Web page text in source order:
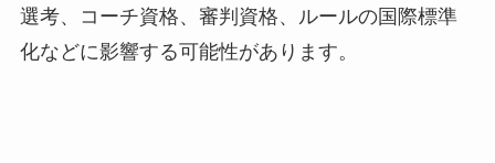
選考、コーチ資格、審判資格、ルールの国際標準
化などに影響する可能性があります。